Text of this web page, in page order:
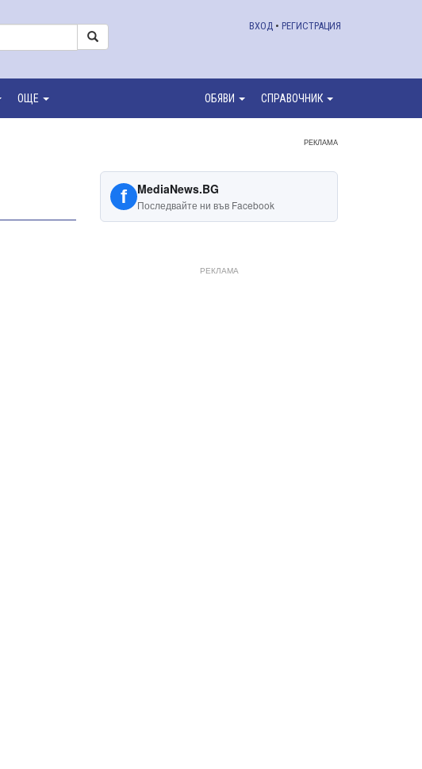
ВХОД • РЕГИСТРАЦИЯ
ОЩЕ ОБЯВИ СПРАВОЧНИК
РЕКЛАМА
f MediaNews.BG
Последвайте ни във Facebook
РЕКЛАМА